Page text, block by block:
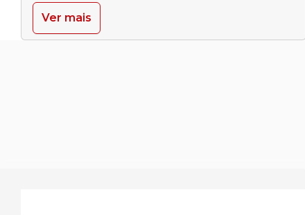
Ver mais